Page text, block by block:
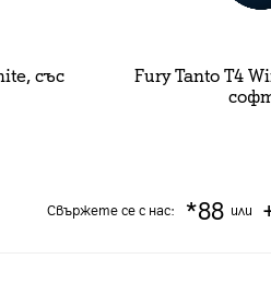
със
Fury Tanto T4
Свържете се с нас: *88 или